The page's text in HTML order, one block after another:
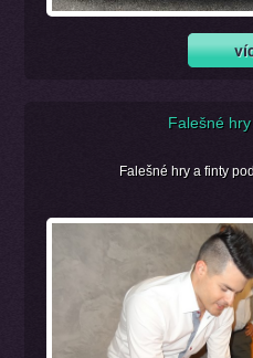
Falešné
Falešné hry a finty